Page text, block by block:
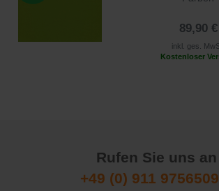
89,90 €
inkl. ges.
Kostenloser
Rufen Sie uns an
+49 (0) 911